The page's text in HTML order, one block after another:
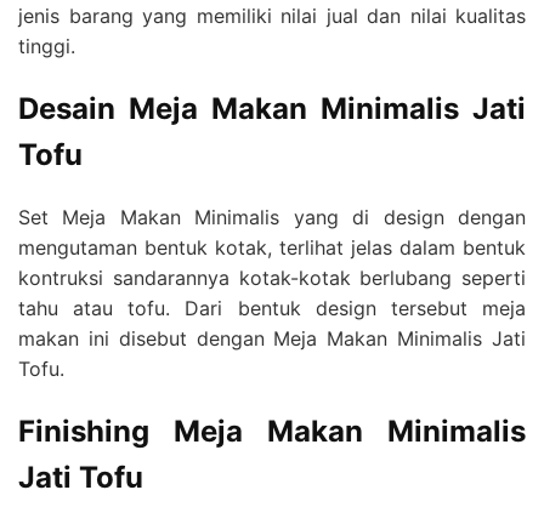
jenis barang yang memiliki nilai jual dan nilai kualitas
tinggi.
Desain Meja Makan Minimalis Jati
Tofu
Set Meja Makan Minimalis yang di design dengan
mengutaman bentuk kotak, terlihat jelas dalam bentuk
kontruksi sandarannya kotak-kotak berlubang seperti
tahu atau tofu. Dari bentuk design tersebut meja
makan ini disebut dengan Meja Makan Minimalis Jati
Tofu.
Finishing Meja Makan Minimalis
Jati Tofu